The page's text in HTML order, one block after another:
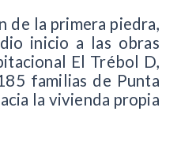
de la primera piedra,
inicio a las obras
El Trébol D,
familias de Punta
la vivienda propia